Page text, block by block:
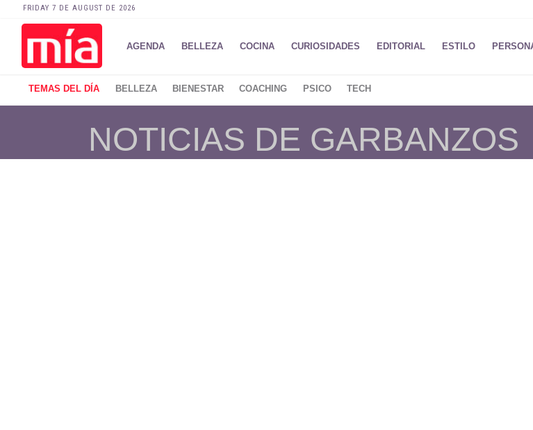
FRIDAY 7 DE AUGUST DE 2026
AGENDA BELLEZA COCINA CURIOSIDADES EDITORIAL ESTILO
TEMAS DEL DÍA BELLEZA BIENESTAR COACHING PSICO TECH
NOTICIAS DE GARBANZOS